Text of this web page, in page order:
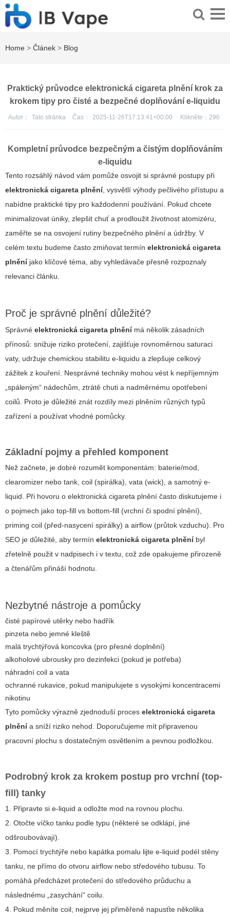
Home > Článek > Blog
Praktický průvodce elektronická cigareta plnění krok za
krokem tipy pro čisté a bezpečné doplňování e-liquidu
Autor： Tato stránka Čas： 2025-11-26T17:13:41+00:00 Klikněte： 296
Kompletní průvodce bezpečným a čistým doplňováním
e-liquidu
Tento rozsáhlý návod vám pomůže osvojit si správné postupy při
elektronická cigareta plnění, vysvětlí výhody pečlivého přístupu a
nabídne praktické tipy pro každodenní používání. Pokud chcete
minimalizovat úniky, zlepšit chuť a prodloužit životnost atomizéru,
zaměřte se na osvojení rutiny bezpečného plnění a údržby. V
celém textu budeme často zmiňovat termín elektronická cigareta
plněníjako klíčové téma, aby vyhledávače přesně rozpoznaly
relevanci článku.
Proč je správné plnění důležité?
Správné elektronická cigareta plněnímá několik zásadních
přínosů: snižuje riziko protečení, zajišťuje rovnoměrnou saturaci
vaty, udržuje chemickou stabilitu e-liquidu a zlepšuje celkový
zážitek z kouření. Nesprávné techniky mohou vést k nepříjemným
„spáleným“ nádechům, ztrátě chuti a nadměrnému opotřebení
coilů. Proto je důležité znát rozdíly mezi plněním různých typů
zařízení a používat vhodné pomůcky.
Základní pojmy a přehled komponent
Než začnete, je dobré rozumět komponentám: baterie/mod,
clearomizer nebo tank, coil (spirálka), vata (wick), a samotný e-
liquid. Při hovoru o elektronická cigareta plnění často diskutujeme i
o pojmech jako top-fill vs bottom-fill (vrchní či spodní plnění),
priming coil (před-nasycení spirálky) a airflow (průtok vzduchu). Pro
SEO je důležité, aby termín elektronická cigareta plněníbyl
zřetelně použit v nadpisech i v textu, což zde opakujeme přirozeně
a čtenářům přináší hodnotu.
Nezbytné nástroje a pomůcky
čisté papírové utěrky nebo hadřík
pinzeta nebo jemné kleště
malá trychtýřová koncovka (pro přesné doplnění)
alkoholové ubrousky pro dezinfekci (pokud je potřeba)
náhradní coil a vata
ochranné rukavice, pokud manipulujete s vysokými koncentracemi
nikotinu
Tyto pomůcky výrazně zjednoduší proces elektronická cigareta
plněnía sníží riziko nehod. Doporučujeme mít připravenou
pracovní plochu s dostatečným osvětlením a pevnou podložkou.
Podrobný krok za krokem postup pro vrchní (top-
fill) tanky
1. Připravte si e-liquid a odložte mod na rovnou plochu.
2. Otočte víčko tanku podle typu (některé se odklápí, jiné
odšroubovávají).
3. Pomocí trychtýře nebo kapátka pomalu lijte e-liquid podél stěny
tanku, ne přímo do otvoru airflow nebo středového tubusu. To
pomáhá předcházet protečení do středového průduchu a
následnému „zasychání“ coilu.
4. Pokud měníte coil, nejprve jej přiměřeně napusťte několika